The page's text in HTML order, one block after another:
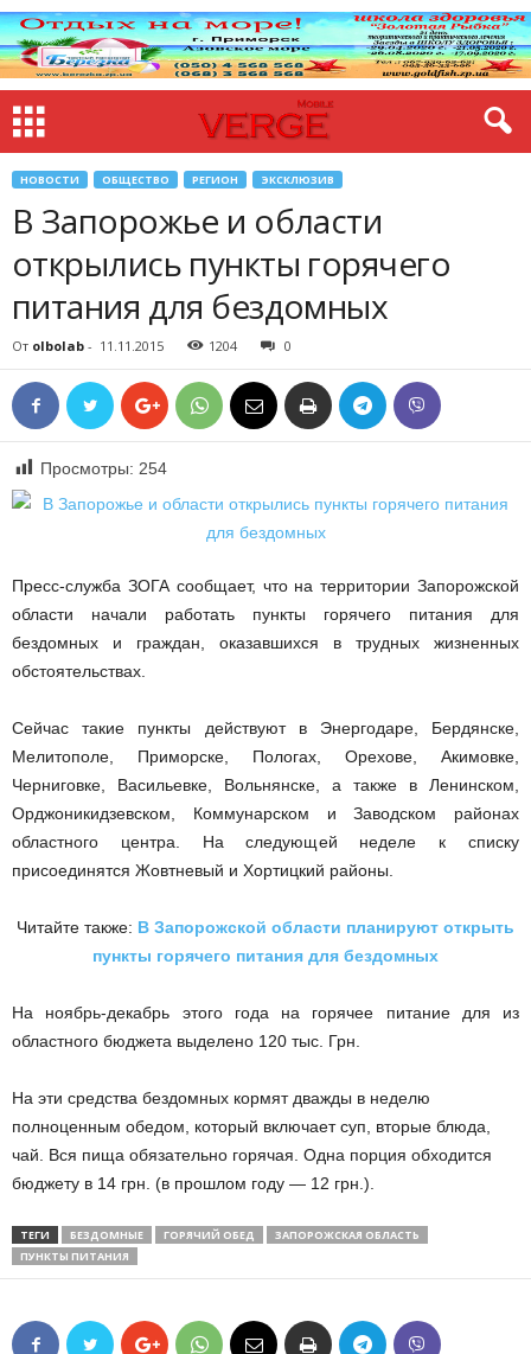
НОВОСТИ ОБЩЕСТВО РЕГИОН ЭКСКЛЮЗИВ
В Запорожье и области
открылись пункты горячего
питания для бездомных
От olbolab - 11.11.2015 1204 0
Просмотры: 254
Пресс-служба ЗОГА сообщает, что на территории Запорожской
области начали работать пункты горячего питания для
бездомных и граждан, оказавшихся в трудных жизненных
обстоятельствах.
Сейчас такие пункты действуют в Энергодаре, Бердянске,
Мелитополе, Приморске, Пологах, Орехове, Акимовке,
Черниговке, Васильевке, Вольнянске, а также в Ленинском,
Орджоникидзевском, Коммунарском и Заводском районах
областного центра. На следующей неделе к списку
присоединятся Жовтневый и Хортицкий районы.
Читайте также: В Запорожской области планируют открыть
пункты горячего питания для бездомных
На ноябрь-декабрь этого года на горячее питание для из
областного бюджета выделено 120 тыс. Грн.
На эти средства бездомных кормят дважды в неделю
полноценным обедом, который включает суп, вторые блюда,
чай. Вся пища обязательно горячая. Одна порция обходится
бюджету в 14 грн. (в прошлом году — 12 грн.).
ТЕГИ БЕЗДОМНЫЕ ГОРЯЧИЙ ОБЕД
ЗАПОРОЖСКАЯ ОБЛАСТЬ
ПУНКТЫ ПИТАНИЯ